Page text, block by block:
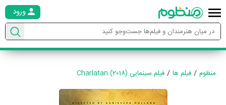
ورود
منظوم فیلم ها فیلم سینمایی Charlatan (2018)